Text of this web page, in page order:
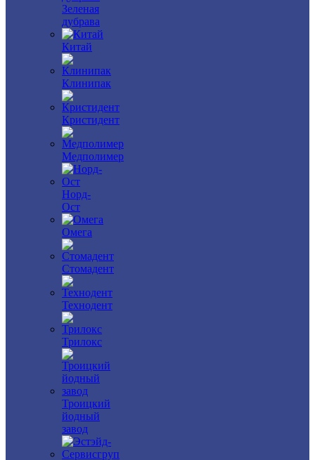
Зеленая
дубрава
Китай
Клинипак
Кристидент
Медполимер
Норд-
Ост
Омега
Стомадент
Технодент
Трилокс
Троицкий
йодный
завод